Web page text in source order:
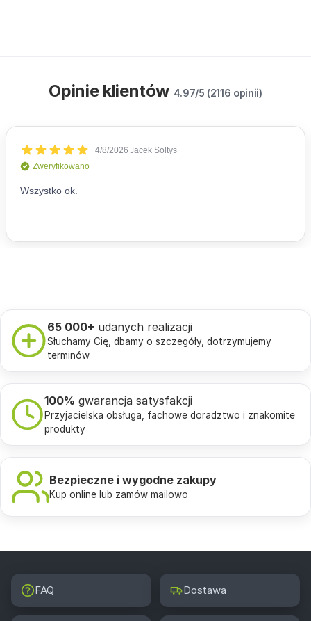
Opinie klientów 4.97/5 (2116 opinii)
65 000+ udanych realizacji
Słuchamy Cię, dbamy o szczegóły, dotrzymujemy
terminów
100% gwarancja satysfakcji
Przyjacielska obsługa, fachowe doradztwo i znakomite
produkty
Bezpieczne i wygodne zakupy
Kup online lub zamów mailowo
FAQ Dostawa